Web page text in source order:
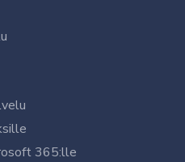
365:lle